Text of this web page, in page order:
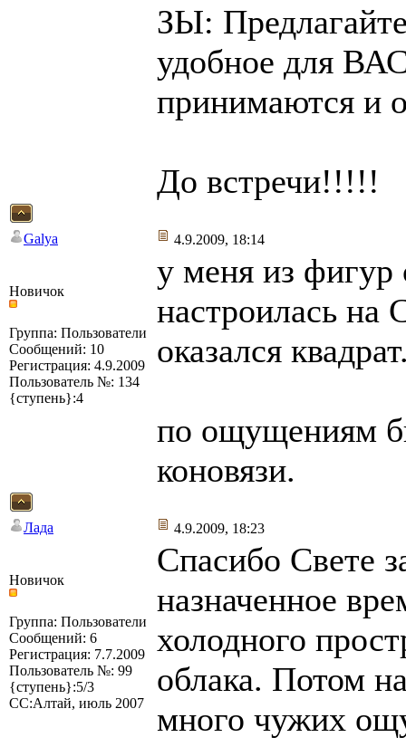
ЗЫ:
удобное для
принимаются и
До встречи!!!!!
Galya 4.9.2009, 18:14
Новичок
Группа: Пользователи
Сообщений: 10
Регистрация: 4.9.2009
Пользователь №: 134
{ступень}:4
у меня из фигур
настроилась на
оказался
по ощущениям
коновязи.
Лада 4.9.2009, 18:23
Новичок
Группа: Пользователи
Сообщений: 6
Регистрация: 7.7.2009
Пользователь №: 99
{ступень}:5/3
СС:Алтай, июль 2007
Спасибо Свете
назначенное
холодного
облака. Потом
много чужих